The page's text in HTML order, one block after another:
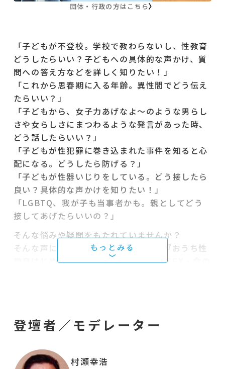
団体・行政の方はこちら
「子どもが不登校。学校で教わらないし、性教育
どうしたらいい？子どもへの具体的な声かけ、質
問への答え方などを詳しく知りたい！」
「これから思春期に入る年齢。異性間でどう伝え
たらいい？」
「子どもから、女子力あげなよ〜のような男らし
さや女らしさにまつわるような発言があった時、
どう話したらいい？」
「子どもが性犯罪に巻き込まれた事件を知ると心
配になる。どうしたら防げる？」
「子どもが性器いじりをしている。どう接したら
良い？具体的な声かけを知りたい！」
「LGBTQ、我が子も当事者かも。親としてどう
接してあげたらいいの？」
そんな悩みや疑問をもたれていませんか？
そんな声にお応えして、ロングセラー『おうち性
教育はじめます 一番やさしい！防犯・SEX・命の
いただきます。
ルで育てる生駒知里が務めます。
登壇者／モデレーター
村瀬幸浩